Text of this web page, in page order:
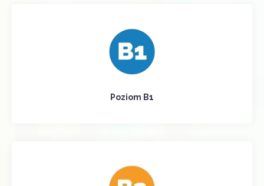
Poziom B1